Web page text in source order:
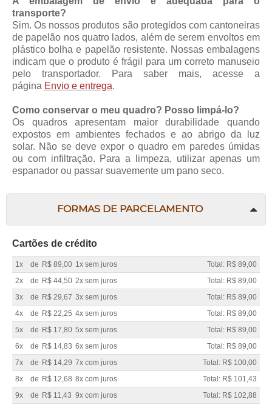
transporte?
Sim. Os nossos produtos são protegidos com cantoneiras
de papelão nos quatro lados, além de serem envoltos em
plástico bolha e papelão resistente. Nossas embalagens
indicam que o produto é frágil para um correto manuseio
pelo transportador. Para saber mais, acesse a
página Envio e entrega.
Como conservar o meu quadro? Posso limpá-lo?
Os quadros apresentam maior durabilidade quando
expostos em ambientes fechados e ao abrigo da luz
solar. Não se deve expor o quadro em paredes úmidas
ou com infiltração. Para a limpeza, utilizar apenas um
espanador ou passar suavemente um pano seco.
FORMAS DE PARCELAMENTO
Cartões de crédito
1x de R$ 89,00 1x sem juros
Total: R$ 89,00
2x
de R$ 44,50 2x sem juros
Total: R$ 89,00
3x
de R$ 29,67 3x sem juros
Total: R$ 89,00
4x
de R$ 22,25 4x sem juros
Total: R$ 89,00
5x
de R$ 17,80 5x sem juros
Total: R$ 89,00
6x
de R$ 14,83 6x sem juros
Total: R$ 89,00
7x
de R$ 14,29 7x com juros
Total: R$ 100,00
8x
de R$ 12,68 8x com juros
Total: R$ 101,43
9x
de R$ 11,43 9x com juros
Total: R$ 102,88